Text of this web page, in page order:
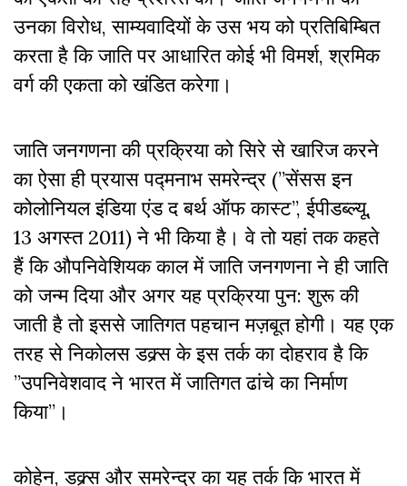
उनका विरोध, साम्यवादियों के उस भय को प्रतिबिम्बित
करता है कि जाति पर आधारित कोई भी विमर्श, श्रमिक
वर्ग की एकता को खंडित करेगा।
जाति जनगणना की प्रक्रिया को सिरे से खारिज करने
का ऐसा ही प्रयास पद्मनाभ समरेन्द्र (”सेंसस इन
कोलोनियल इंडिया एंड द बर्थ ऑफ कास्ट”, ईपीडब्ल्यू,
13 अगस्त 2011) ने भी किया है। वे तो यहां तक कहते
हैं कि औपनिवेशियक काल में जाति जनगणना ने ही जाति
को जन्म दिया और अगर यह प्रक्रिया पुन: शुरू की
जाती है तो इससे जातिगत पहचान मज़बूत होगी। यह एक
तरह से निकोलस डक्र्स के इस तर्क का दोहराव है कि
”उपनिवेशवाद ने भारत में जातिगत ढांचे का निर्माण
किया”।
कोहेन, डक्र्स और समरेन्द्र का यह तर्क कि भारत में